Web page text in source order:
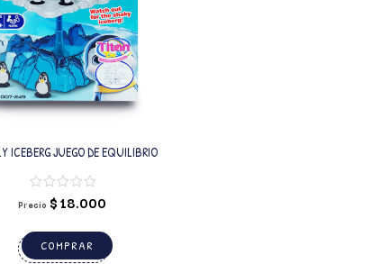
ICEBERG JUEGO DE EQUILIBRIO
Precio $18.000
COMPRAR